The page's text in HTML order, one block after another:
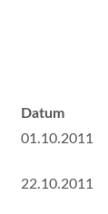
Datum
01.10.2011
22.10.2011